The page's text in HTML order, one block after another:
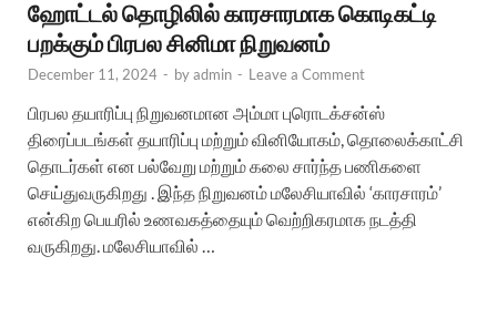
ஹோட்டல் தொழிலில் காரசாரமாக கொடிகட்டி
பறக்கும் பிரபல சினிமா நிறுவனம்
December 11, 2024 - byadmin - Leave a Comment
பிரபல தயாரிப்பு நிறுவனமான அம்மா புரொடக்சன்ஸ்
திரைப்படங்கள் தயாரிப்பு மற்றும் வினியோகம், தொலைக்காட்சி
தொடர்கள் என பல்வேறு மற்றும் கலை சார்ந்த பணிகளை
செய்துவருகிறது . இந்த நிறுவனம் மலேசியாவில் ‘காரசாரம்’
என்கிற பெயரில் உணவகத்தையும் வெற்றிகரமாக நடத்தி
வருகிறது. மலேசியாவில் …